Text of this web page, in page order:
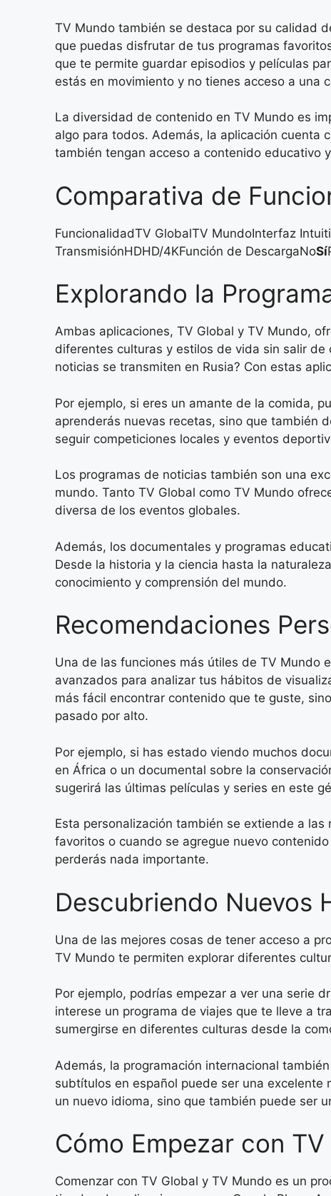
TV Mundo también se destaca por su calidad
que puedas disfrutar de tus programas
que te permite guardar episodios y películas
estás en movimiento y no tienes acceso a una
La diversidad de contenido en TV Mundo es
algo para todos. Además, la aplicación cuenta
también tengan acceso a contenido educativo
Comparativa de
FuncionalidadTV GlobalTV MundoInterfaz
TransmisiónHDHD/4KFunción de DescargaNoSí
Explorando la
Ambas aplicaciones, TV Global y TV Mundo,
diferentes culturas y estilos de vida sin salir
noticias se transmiten en Rusia? Con estas
Por ejemplo, si eres un amante de la comida,
aprenderás nuevas recetas, sino que también
seguir competiciones locales y eventos
Los programas de noticias también son una
mundo. Tanto TV Global como TV Mundo
diversa de los eventos globales.
Además, los documentales y programas
Desde la historia y la ciencia hasta la
conocimiento y comprensión del mundo.
Recomendaciones
Una de las funciones más útiles de TV Mundo
avanzados para analizar tus hábitos de
más fácil encontrar contenido que te guste,
pasado por alto.
Por ejemplo, si has estado viendo muchos
en África o un documental sobre la
sugerirá las últimas películas y series en este
Esta personalización también se extiende a
favoritos o cuando se agregue nuevo
perderás nada importante.
Descubriendo Nuevos
Una de las mejores cosas de tener acceso a
TV Mundo te permiten explorar diferentes
Por ejemplo, podrías empezar a ver una serie
interese un programa de viajes que te lleve a
sumergirse en diferentes culturas desde la
Además, la programación internacional
subtítulos en español puede ser una
un nuevo idioma, sino que también puede ser
Cómo Empezar con
Comenzar con TV Global y TV Mundo es un